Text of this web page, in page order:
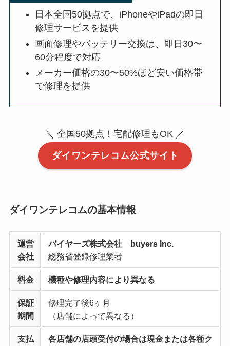
日本全国50拠点で、iPhoneやiPadの即日
修理サービスを提供
画面修理やバッテリー交換は、即日30〜
60分程度で対応
メーカー価格の30〜50%ほど安い価格帯
で修理を提供
＼ 全国50拠点！宅配修理もOK ／
ダイワンテレコム公式サイト
ダイワンテレコムの基本情報
運営
会社
バイヤーズ株式会社 buyers Inc.
総務省登録修理業者
料金 機種や修理内容により異なる
保証
期間
修理完了後6ヶ月
（店舗によって異なる）
支払 各店舗の店頭受付の場合は現金または各種ク